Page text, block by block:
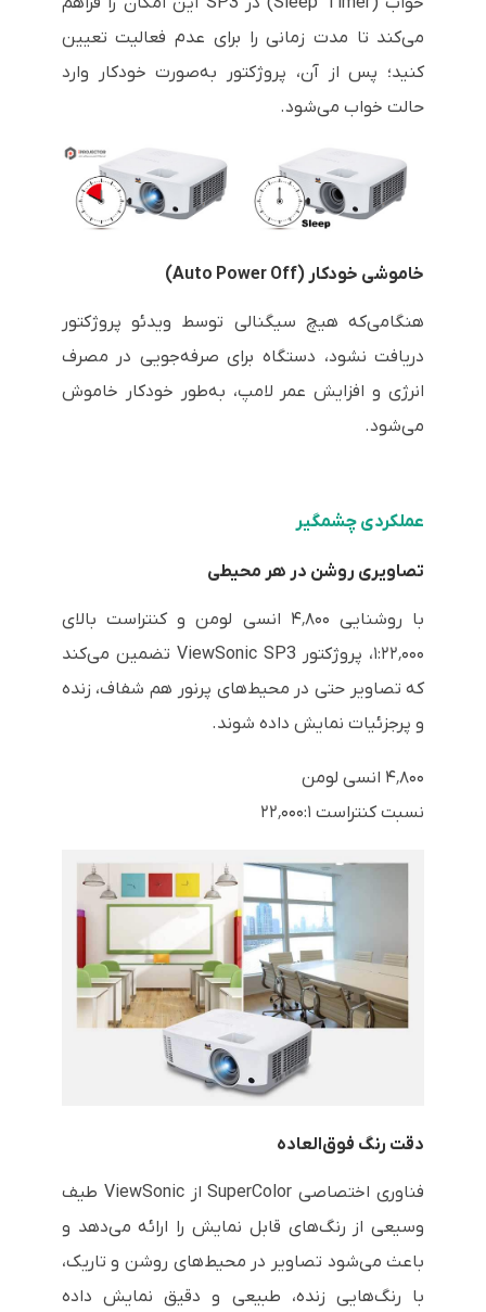
می‌کند تا مدت زمانی را برای عدم فعالیت تعیین
کنید؛ پس از آن، پروژکتور به‌صورت خودکار وارد
حالت خواب می‌شود.
خاموشی خودکار (Auto Power Off)
هنگامی‌که هیچ سیگنالی توسط ویدئو پروژکتور
دریافت نشود، دستگاه برای صرفه‌جویی در مصرف
انرژی و افزایش عمر لامپ، به‌طور خودکار خاموش
می‌شود.
عملکردی چشمگیر
تصاویری روشن در هر محیطی
با روشنایی ۴٬۸۰۰ انسی لومن و کنتراست بالای
۱:۲۲٬۰۰۰، پروژکتور ViewSonic SP3 تضمین می‌کند
که تصاویر حتی در محیط‌های پرنور هم شفاف، زنده
و پرجزئیات نمایش داده شوند.
۴٬۸۰۰ انسی لومن
نسبت کنتراست ۲۲٬۰۰۰:۱
دقت رنگ فوق‌العاده
فناوری اختصاصی SuperColor از ViewSonic طیف
وسیعی از رنگ‌های قابل نمایش را ارائه می‌دهد و
باعث می‌شود تصاویر در محیط‌های روشن و تاریک،
با رنگ‌هایی زنده، طبیعی و دقیق نمایش داده